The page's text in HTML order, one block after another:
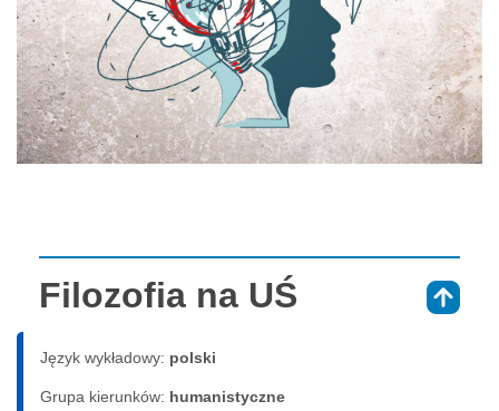
Filozofia na UŚ
Język wykładowy: polski
Grupa kierunków: humanistyczne